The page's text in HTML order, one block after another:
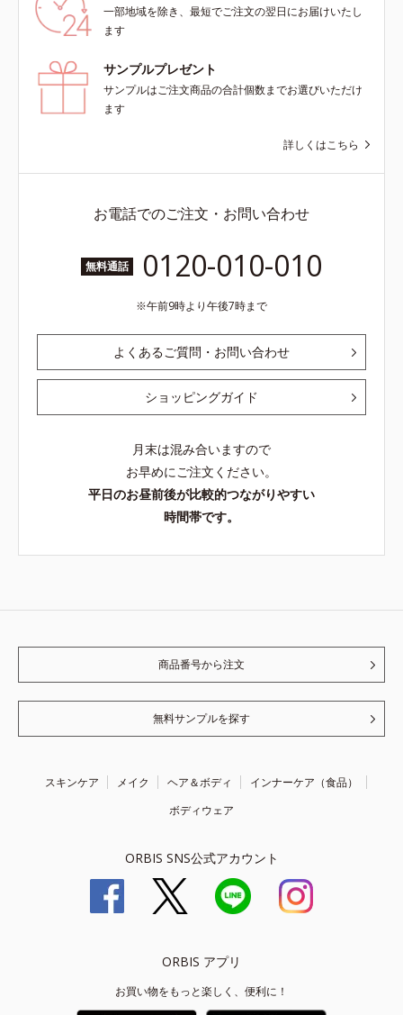
一部地域を除き、最短でご注文の翌日にお届けいたし
ます
サンプルプレゼント
サンプルはご注文商品の合計個数までお選びいただけ
ます
詳しくはこちら
お電話でのご注文・お問い合わせ
無料通話 0120-010-010
午前9時より午後7時まで
よくあるご質問・お問い合わせ
ショッピングガイド
月末は混み合いますので
お早めにご注文ください。
平日のお昼前後が比較的つながりやすい
時間帯です。
商品番号から注文
無料サンプルを探す
スキンケア メイク ヘア＆ボディ
インナーケア（食品）
ボディウェア
ORBIS SNS公式アカウント
ORBIS アプリ
お買い物をもっと楽しく、便利に！